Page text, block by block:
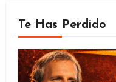
Te Has Perdido